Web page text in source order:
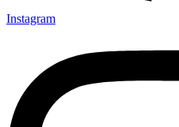
Instagram